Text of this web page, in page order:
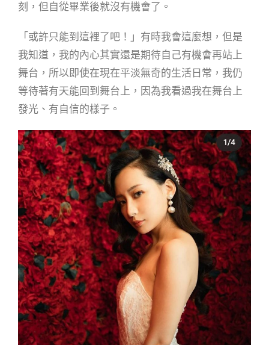
刻，但自從畢業後就沒有機會了。
「或許只能到這裡了吧！」有時我會這麼想，但是
我知道，我的內心其實還是期待自己有機會再站上
舞台，所以即使在現在平淡無奇的生活日常，我仍
等待著有天能回到舞台上，因為我看過我在舞台上
發光、有自信的樣子。